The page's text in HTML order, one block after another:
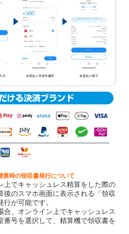
算時の領収書発行について
上でキャッシュレス精算をした際の
後のスマホ画面に表示される「領収
が可能です。
合、オンライン上でキャッシュレス
番号を選択して、精算機で領収書を